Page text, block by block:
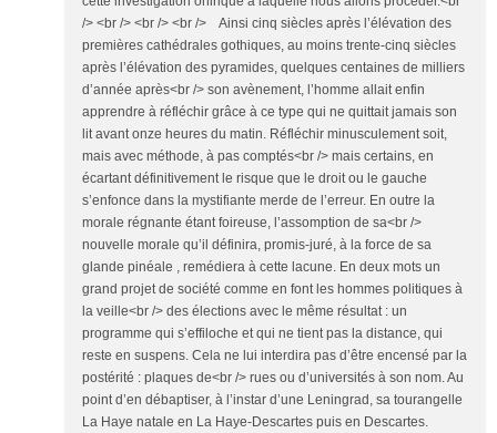
/> <br /> <br /> <br /> Ainsi cinq siècles après l’élévation des
premières cathédrales gothiques, au moins trente-cinq siècles
après l’élévation des pyramides, quelques centaines de milliers
d’année après<br /> son avènement, l’homme allait enfin
apprendre à réfléchir grâce à ce type qui ne quittait jamais son
lit avant onze heures du matin. Réfléchir minusculement soit,
mais avec méthode, à pas comptés<br /> mais certains, en
écartant définitivement le risque que le droit ou le gauche
s’enfonce dans la mystifiante merde de l’erreur. En outre la
morale régnante étant foireuse, l’assomption de sa<br />
nouvelle morale qu’il définira, promis-juré, à la force de sa
glande pinéale , remédiera à cette lacune. En deux mots un
grand projet de société comme en font les hommes politiques à
la veille<br /> des élections avec le même résultat : un
programme qui s’effiloche et qui ne tient pas la distance, qui
reste en suspens. Cela ne lui interdira pas d’être encensé par la
postérité : plaques de<br /> rues ou d’universités à son nom. Au
point d’en débaptiser, à l’instar d’une Leningrad, sa tourangelle
La Haye natale en La Haye-Descartes puis en Descartes.